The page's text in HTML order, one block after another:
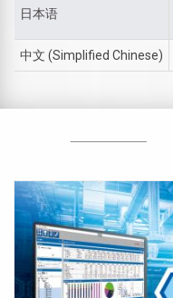
日本语
中文 (Simplified Chinese)